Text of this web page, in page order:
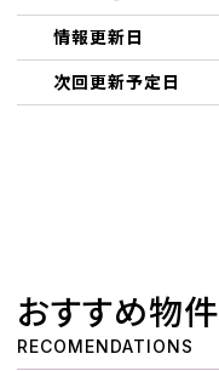
情報更新日
次回更新予定日
おすすめ物件
RECOMENDATIONS